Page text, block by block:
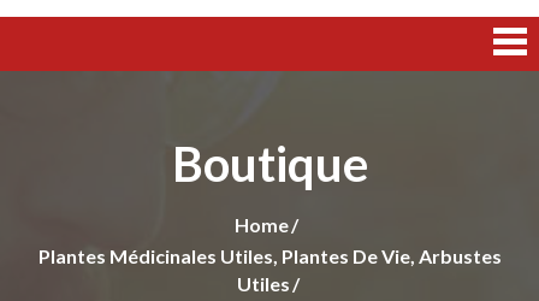
Boutique
Home
Plantes Médicinales Utiles, Plantes De Vie, Arbustes
Utiles